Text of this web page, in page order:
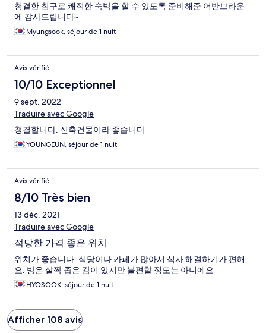
청결한 침구로 쾌적한 숙박을 할 수 있도록 준비해준 어반브라운
에 감사드립니다~
Myungsook, séjour de 1 nuit
Avis vérifié
10/10 Exceptionnel
9 sept. 2022
Traduire avec Google
청결합니다. 신축건물이라 좋습니다
YOUNGEUN, séjour de 1 nuit
Avis vérifié
8/10 Très bien
13 déc. 2021
Traduire avec Google
적당한 가격 좋은 위치
위치가 좋습니다. 식당이나 카페가 많아서 식사 해결하기가 편해
요. 방은 살짝 좁은 감이 있지만 불편할 정도는 아니에요
HYOSOOK, séjour de 1 nuit
Afficher 108 avis